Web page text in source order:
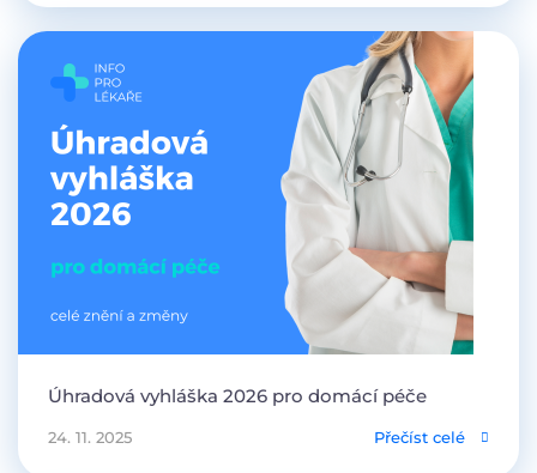
Úhradová vyhláška 2026 pro domácí péče
24. 11. 2025 Přečíst celé